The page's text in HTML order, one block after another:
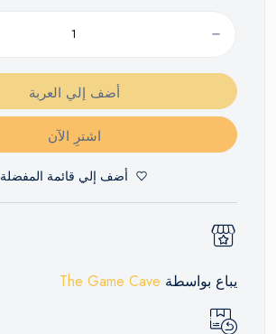
أضف إلي العربة
اشترِ الآن
أضف إلي قائمة المفضلة
يباع بواسطة The Game Cave